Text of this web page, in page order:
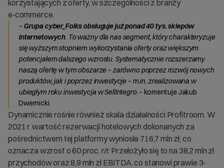
korzystających z oferty, w szczególności z branży
e‑commerce.
– Grupa cyber_Folks obsługuje już ponad 40 tys. sklepów
internetowych. To ważny dla nas segment, który charakteryzuje
się wyższym stopniem wykorzystania oferty oraz większym
potencjałem dalszego wzrostu. Systematycznie rozszerzamy
naszą ofertę w tym obszarze – zarówno poprzez rozwój nowych
produktów, jak i poprzez inwestycje – m.in. zrealizowana w
ubiegłym roku inwestycja w SellIntegro.– komentuje Jakub
Dwernicki.
Dynamicznie rośnie również skala działalności Profitroom. W
2021 r. wartość rezerwacji hotelowych dokonanych za
pośrednictwem tej platformy wyniosła 716,7 mln zł, co
oznacza wzrost o 60 proc. r/r. Przełożyło się to na 38,2 mln zł
przychodów oraz 8,9 mln zł EBITDA, co stanowi prawie 3-